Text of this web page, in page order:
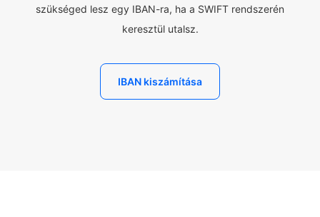
szükséged lesz egy IBAN-ra, ha a SWIFT rendszerén
keresztül utalsz.
IBAN kiszámítása